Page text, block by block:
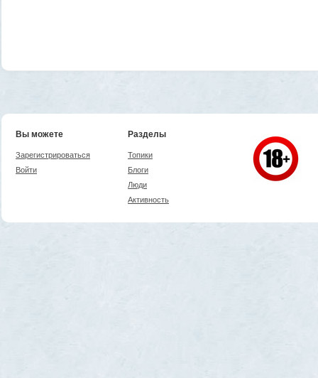
Вы можете
Зарегистрироваться
Войти
Разделы
Топики
Блоги
Люди
Активность